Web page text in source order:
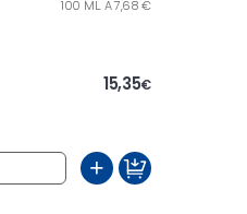
100 ML. A 7,68 €
15,35€
+